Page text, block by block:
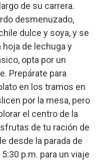
de su carrera.
desmenuzado,
dulce y soya, y se
de lechuga y
opta por un
Prepárate para
en los tramos en
por la mesa, pero
el centro de la
de tu ración de
desde la parada de
p.m. para un viaje